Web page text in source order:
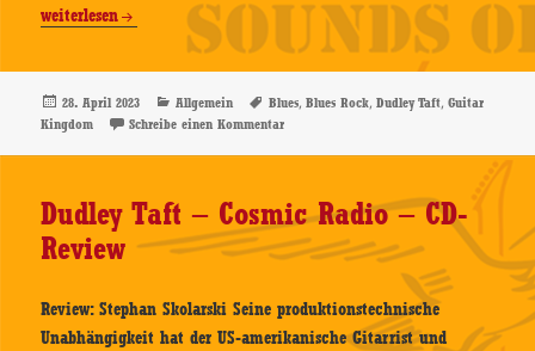
Taft
Guitar
Kingdom
CD-
Review
weiterlesen
Veröffentlicht
am
28. April 2023 Kategorien
Allgemein Schlagwörter
Blues,Blues Rock,Dudley Taft,Guitar
Kingdom
Schreibe einen Kommentarzu Dudley Taft – Guitar Kingdom – CD-
Dudley Taft – Cosmic Radio – CD-
Review
Review: Stephan Skolarski Seine produktionstechnische
Unabhängigkeit hat der US-amerikanische Gitarrist und